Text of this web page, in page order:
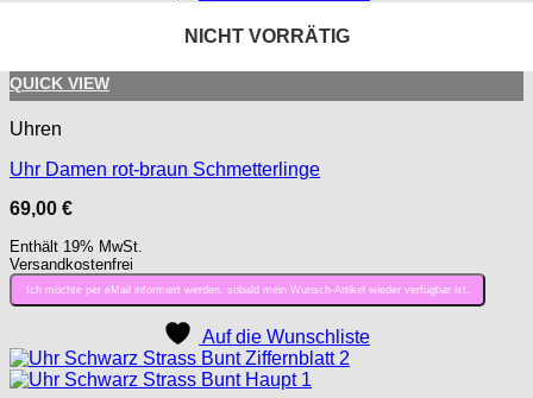
NICHT VORRÄTIG
Auf die Wunschliste
QUICK VIEW
NICHT VORRÄTIG
Uhren
Uhr Damen rot-braun Schmetterlinge
69,00 €
Enthält 19% MwSt.
Versandkostenfrei
Ich möchte per eMail informiert werden, sobald mein Wunsch-Artikel wieder verfügbar ist.
Auf die Wunschliste
NICHT VORRÄTIG
NICHT VORRÄTIG